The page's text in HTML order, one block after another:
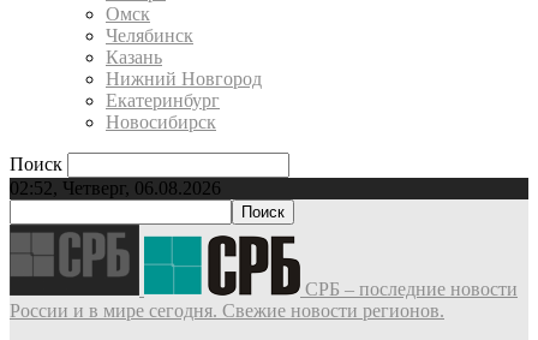
Омск
Челябинск
Казань
Нижний Новгород
Екатеринбург
Новосибирск
Поиск
02:52, Четверг, 06.08.2026
СРБ – последние новости
России и в мире сегодня. Свежие новости регионов.